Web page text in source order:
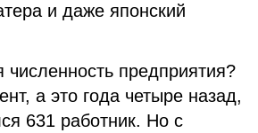
и даже японский
численность предприятия?
а это года четыре назад,
631 работник. Но с